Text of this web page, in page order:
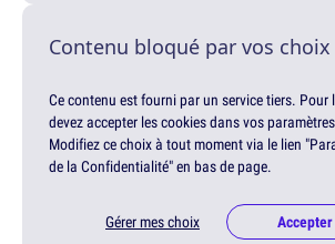
Contenu bloqué par vos
Ce contenu est fourni par un service tiers. Pour
devez accepter les cookies dans vos
Modifiez ce choix à tout moment via le lien
de la Confidentialité" en bas de page.
Gérer mes choix